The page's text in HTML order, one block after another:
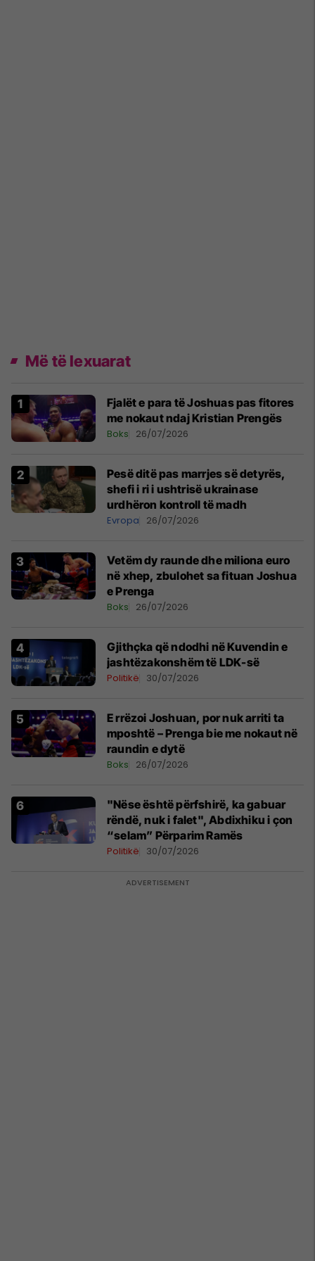
Më të lexuarat
Fjalët e para të Joshuas pas fitores
me nokaut ndaj Kristian Prengës
Boks 26/07/2026
Pesë ditë pas marrjes së detyrës,
shefi i ri i ushtrisë ukrainase
urdhëron kontroll të madh
Evropa 26/07/2026
Vetëm dy raunde dhe miliona euro
në xhep, zbulohet sa fituan Joshua
e Prenga
Boks 26/07/2026
Gjithçka që ndodhi në Kuvendin e
jashtëzakonshëm të LDK-së
Politikë 30/07/2026
E rrëzoi Joshuan, por nuk arriti ta
mposhtë – Prenga bie me nokaut në
raundin e dytë
Boks 26/07/2026
"Nëse është përfshirë, ka gabuar
rëndë, nuk i falet", Abdixhiku i çon
“selam” Përparim Ramës
Politikë 30/07/2026